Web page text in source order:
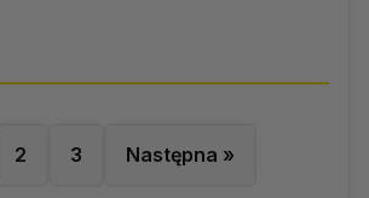
2 3 Następna »